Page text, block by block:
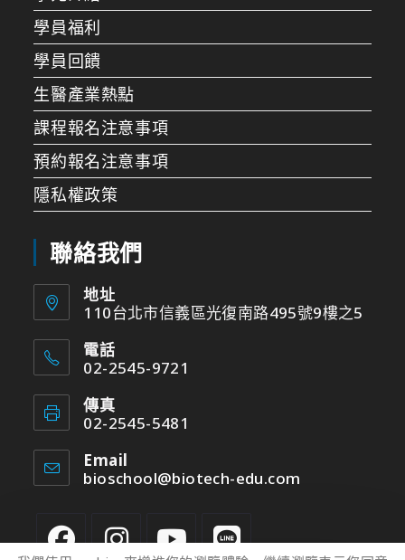
學員福利
學員回饋
生醫產業熱點
課程報名注意事項
預約報名注意事項
隱私權政策
聯絡我們
地址
110台北市信義區光復南路495號9樓之5
電話
02-2545-9721
傳真
02-2545-5481
Email
bioschool@biotech-edu.com